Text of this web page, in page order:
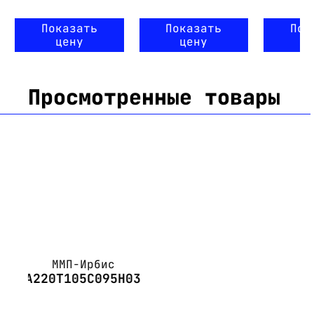
Показать
цену
Показать
цену
Просмотренные товары
ММП-Ирбис
А220Т105С095Н03